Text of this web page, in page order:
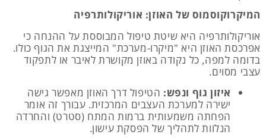
המיקרוקוסמוס של האוזן: אוריקולותרפיה
אוריקולותרפיה היא שיטת טיפול המבוססת על ההנחה כי
אפרכסת האוזן היא "מיקרו-מערכת" המייצגת את הגוף כולו.
בדומה למפה, כל נקודה באוזן מקושרת לאיבר או לתפקוד
עצבי מסוים.
איזון גוף ונפש: הטיפול דרך האוזן מאפשר גישה
ישירה למערכת העצבים המרכזית. עבורך זה אומר
הפחתה משמעותית ברמות המתח (סטרט) והחרדה
הנלוות לתהליך של הפסקת עישון.